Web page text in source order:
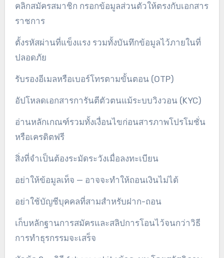
คลิกสมัครสมาชิก กรอกข้อมูลส่วนตัวให้ตรงกับเอกสาร
ราชการ
ตั้งรหัสผ่านที่แข็งแรง รวมทั้งบันทึกข้อมูลไว้ภายในที่
ปลอดภัย
รับรองอีเมลหรือเบอร์โทรตามขั้นตอน (OTP)
อัปโหลดเอกสารการันตีตัวตนแม้ระบบวิงวอน (KYC)
อ่านหลักเกณฑ์รวมทั้งเงื่อนไขก่อนสารภาพโปรโมชั่น
หรือเครดิตฟรี
สิ่งที่จำเป็นต้องระมัดระวังเมื่อลงทะเบียน
อย่าให้ข้อมูลเท็จ — อาจจะทำให้ถอนเงินไม่ได้
อย่าใช้บัญชีบุคคลที่สามสำหรับฝาก-ถอน
เก็บหลักฐานการสมัครและสลิปการโอนไว้จนกว่าวิธี
การทำธุรกรรมจะเสร็จ